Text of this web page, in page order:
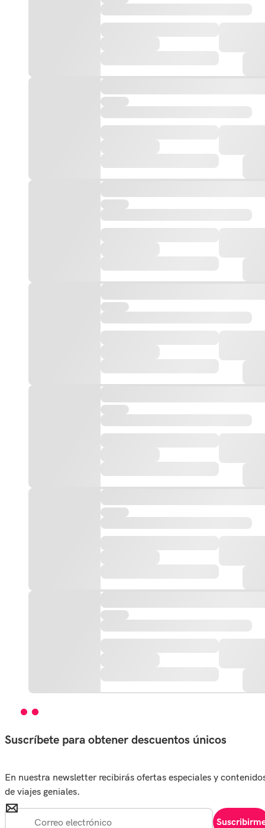
Suscríbete para obtener descuentos únicos
En nuestra newsletter recibirás ofertas especiales y
de viajes geniales.